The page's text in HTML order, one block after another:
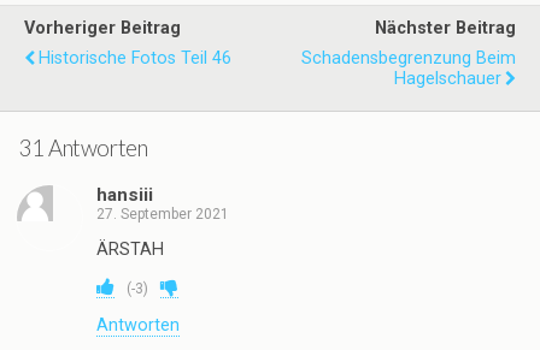
Vorheriger Beitrag
Historische Fotos Teil 46
Nächster Beitrag
Schadensbegrenzung Beim
Hagelschauer
31 Antworten
hansiii
27. September 2021
ÄRSTAH
(-3)
Antworten